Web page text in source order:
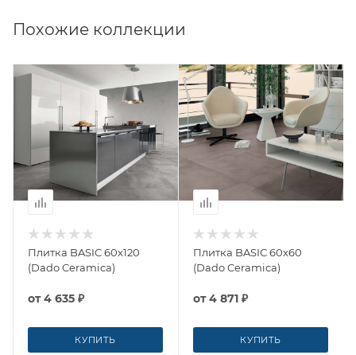
Похожие коллекции
Плитка BASIC 60x120
(Dado Ceramica)
от4 635 ₽
КУПИТЬ
Плитка BASIC 60x60
(Dado Ceramica)
от4 871 ₽
КУПИТЬ